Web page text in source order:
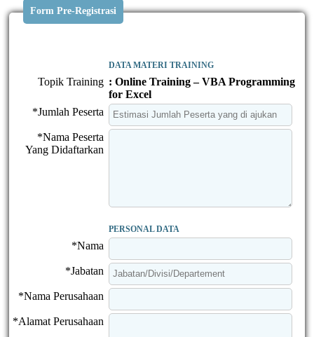
Form Pre-Registrasi
DATA MATERI TRAINING
Topik Training : Online Training – VBA Programming
for Excel
*Jumlah Peserta
*Nama Peserta
Yang Didaftarkan
PERSONAL DATA
*Nama
*Jabatan
*Nama Perusahaan
*Alamat Perusahaan